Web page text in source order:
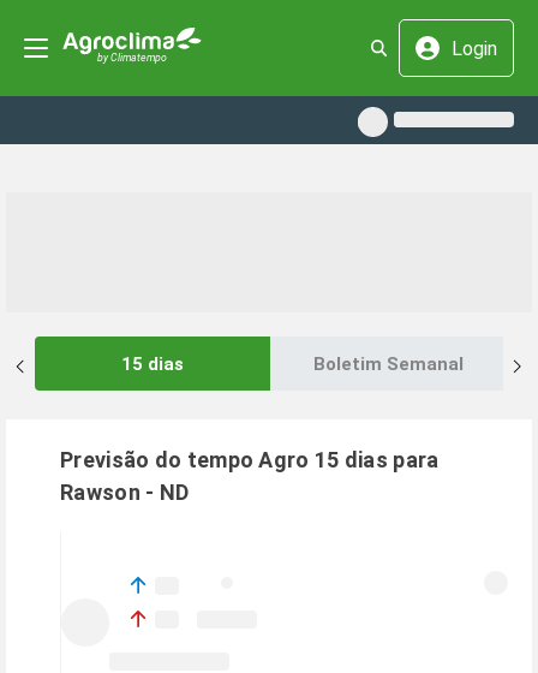
Login
15 dias Boletim Semanal
Previsão do tempo Agro 15 dias para
Rawson - ND